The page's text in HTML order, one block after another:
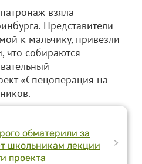
взяла
Представители
к мальчику, привезли
что собираются
«Спецоперация на
обматерили за
школьникам лекции
проекта
>